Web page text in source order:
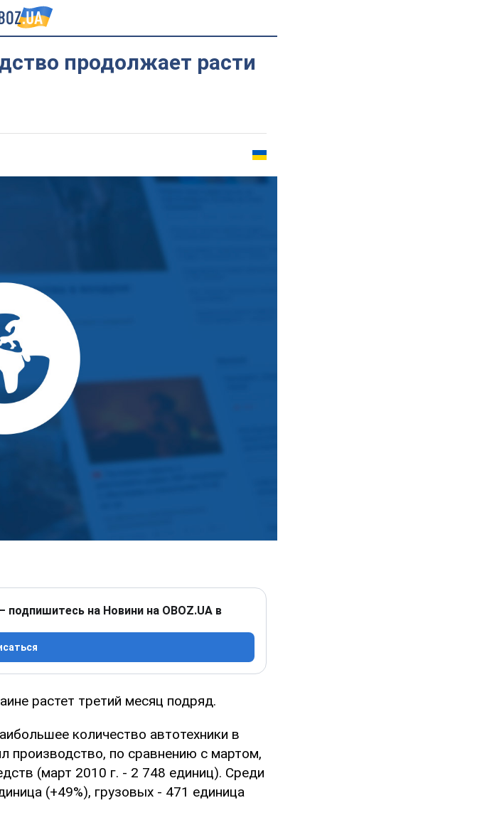
продолжает расти
подпишитесь на Новини на OBOZ.UA в
растет третий месяц подряд.
количество автотехники в
производство, по сравнению с мартом,
(март 2010 г. - 2 748 единиц). Среди
(+49%), грузовых - 471 единица